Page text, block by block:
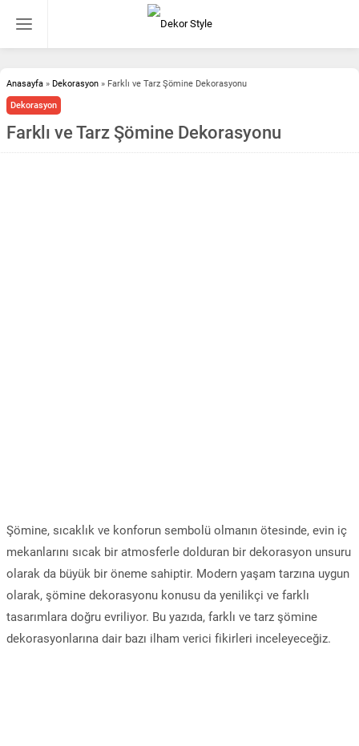
Anasayfa » Dekorasyon » Farklı ve Tarz Şömine Dekorasyonu
Dekorasyon
Farklı ve Tarz Şömine Dekorasyonu
Şömine, sıcaklık ve konforun sembolü olmanın ötesinde, evin iç
mekanlarını sıcak bir atmosferle dolduran bir dekorasyon unsuru
olarak da büyük bir öneme sahiptir. Modern yaşam tarzına uygun
olarak, şömine dekorasyonu konusu da yenilikçi ve farklı
tasarımlara doğru evriliyor. Bu yazıda, farklı ve tarz şömine
dekorasyonlarına dair bazı ilham verici fikirleri inceleyeceğiz.